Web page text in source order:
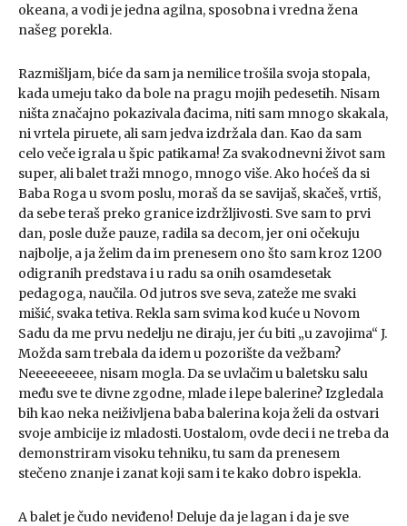
okeana, a vodi je jedna agilna, sposobna i vredna žena
našeg porekla.
Razmišljam, biće da sam ja nemilice trošila svoja stopala,
kada umeju tako da bole na pragu mojih pedesetih. Nisam
ništa značajno pokazivala đacima, niti sam mnogo skakala,
ni vrtela piruete, ali sam jedva izdržala dan. Kao da sam
celo veče igrala u špic patikama! Za svakodnevni život sam
super, ali balet traži mnogo, mnogo više. Ako hoćeš da si
Baba Roga u svom poslu, moraš da se savijaš, skačeš, vrtiš,
da sebe teraš preko granice izdržljivosti. Sve sam to prvi
dan, posle duže pauze, radila sa decom, jer oni očekuju
najbolje, a ja želim da im prenesem ono što sam kroz 1200
odigranih predstava i u radu sa onih osamdesetak
pedagoga, naučila. Od jutros sve seva, zateže me svaki
mišić, svaka tetiva. Rekla sam svima kod kuće u Novom
Sadu da me prvu nedelju ne diraju, jer ću biti „u zavojima“ J.
Možda sam trebala da idem u pozorište da vežbam?
Neeeeeeeee, nisam mogla. Da se uvlačim u baletsku salu
među sve te divne zgodne, mlade i lepe balerine? Izgledala
bih kao neka neiživljena baba balerina koja želi da ostvari
svoje ambicije iz mladosti. Uostalom, ovde deci i ne treba da
demonstriram visoku tehniku, tu sam da prenesem
stečeno znanje i zanat koji sam i te kako dobro ispekla.
A balet je čudo neviđeno! Deluje da je lagan i da je sve